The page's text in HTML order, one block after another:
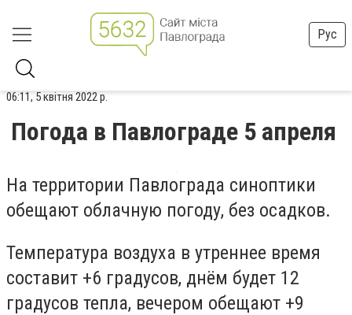
Рус
06:11, 5 квітня 2022 р.
Погода в Павлограде 5 апреля
На территории Павлограда синоптики
обещают облачную погоду, без осадков.
Температура воздуха в утреннее время
составит +6 градусов, днём будет 12
градусов тепла, вечером обещают +9